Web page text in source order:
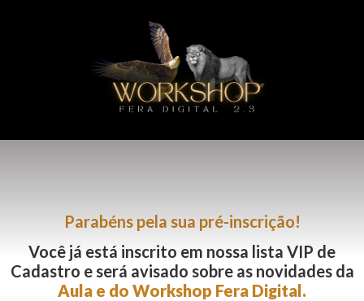
Parabéns pela sua pré-inscrição!
Você já está inscrito em nossa lista VIP de
Cadastro e será avisado sobre as novidades da
Aula e do Workshop Fera Digital.